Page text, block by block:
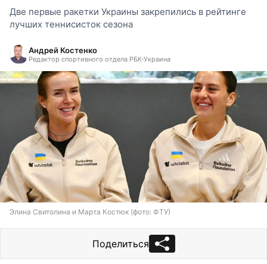
Две первые ракетки Украины закрепились в рейтинге
лучших теннисисток сезона
Андрей Костенко
Редактор спортивного отдела РБК-Украина
Элина Свитолина и Марта Костюк (фото: ФТУ)
Поделиться